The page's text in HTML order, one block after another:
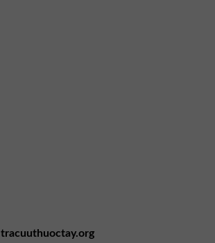
tracuuthuoctay.org